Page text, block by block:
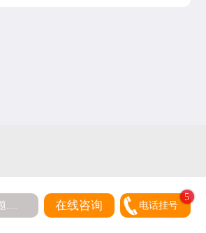
在线咨询 电话挂号